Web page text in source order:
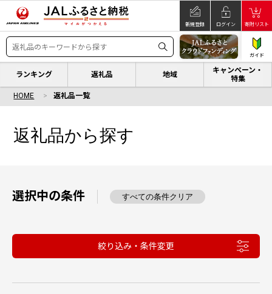
新規登録 ログイン 寄附リスト
ガイド
ランキング 返礼品 地域
キャンペーン・
特集
HOME 返礼品一覧
返礼品から探す
選択中の条件 すべての条件クリア
絞り込み・条件変更